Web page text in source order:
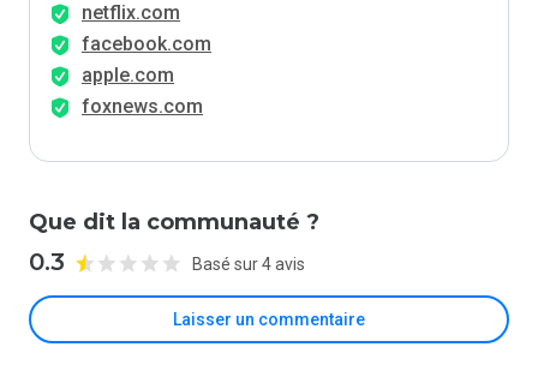
netflix.com
facebook.com
apple.com
foxnews.com
Que dit la communauté ?
0.3 Basé sur 4 avis
Laisser un commentaire